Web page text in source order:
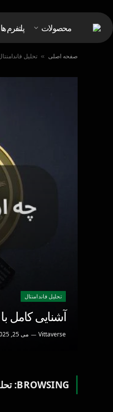
محصولات پلتفرم ها
صفحه اصلی » تحليل
تحليل فاندامنتال
آشنایی کامل
Vittaverse می 25, 2025
BROWSING: